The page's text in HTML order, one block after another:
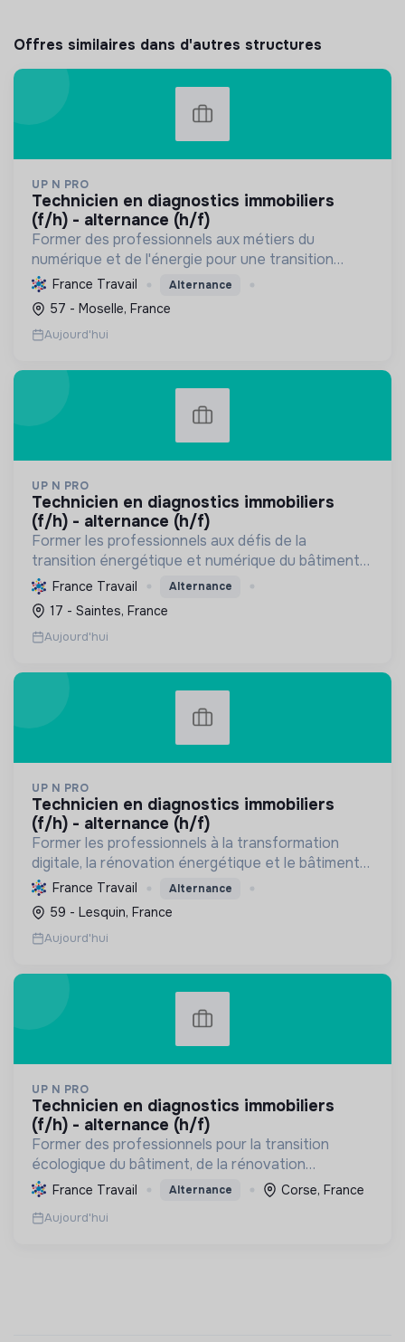
Offres similaires dans d'autres structures
UP N PRO
technicien en diagnostics immobiliers
(f/h) - alternance (h/f)
Former des professionnels aux métiers du
numérique et de l'énergie pour une transition
écologique durable, en améliorant l'habitat et la
sécurité par des diagnostics experts et une
éducation responsab...
France Travail Alternance
57 - Moselle, France
Aujourd'hui
UP N PRO
technicien en diagnostics immobiliers
(f/h) - alternance (h/f)
Former les professionnels aux défis de la
transition énergétique et numérique du bâtiment
et de l'HSE, en favorisant l'insertion par
l'alternance et des pratiques durables.
France Travail Alternance
17 - Saintes, France
Aujourd'hui
UP N PRO
technicien en diagnostics immobiliers
(f/h) - alternance (h/f)
Former les professionnels à la transformation
digitale, la rénovation énergétique et le bâtiment
durable pour une transition écologique et sociale,
en assurant la sécurité et la santé.
France Travail Alternance
59 - Lesquin, France
Aujourd'hui
UP N PRO
technicien en diagnostics immobiliers
(f/h) - alternance (h/f)
Former des professionnels pour la transition
écologique du bâtiment, de la rénovation
énergétique à la gestion durable, favorisant
France Travail Alternance Corse, France
Aujourd'hui